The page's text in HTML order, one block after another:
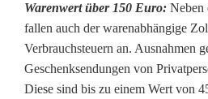
h
t
s
Warenwert über 150 Euro: Neben
fallen auch der warenabhängige
Verbrauchsteuern an. Ausnahmen
Geschenksendungen von
Diese sind bis zu einem Wert von